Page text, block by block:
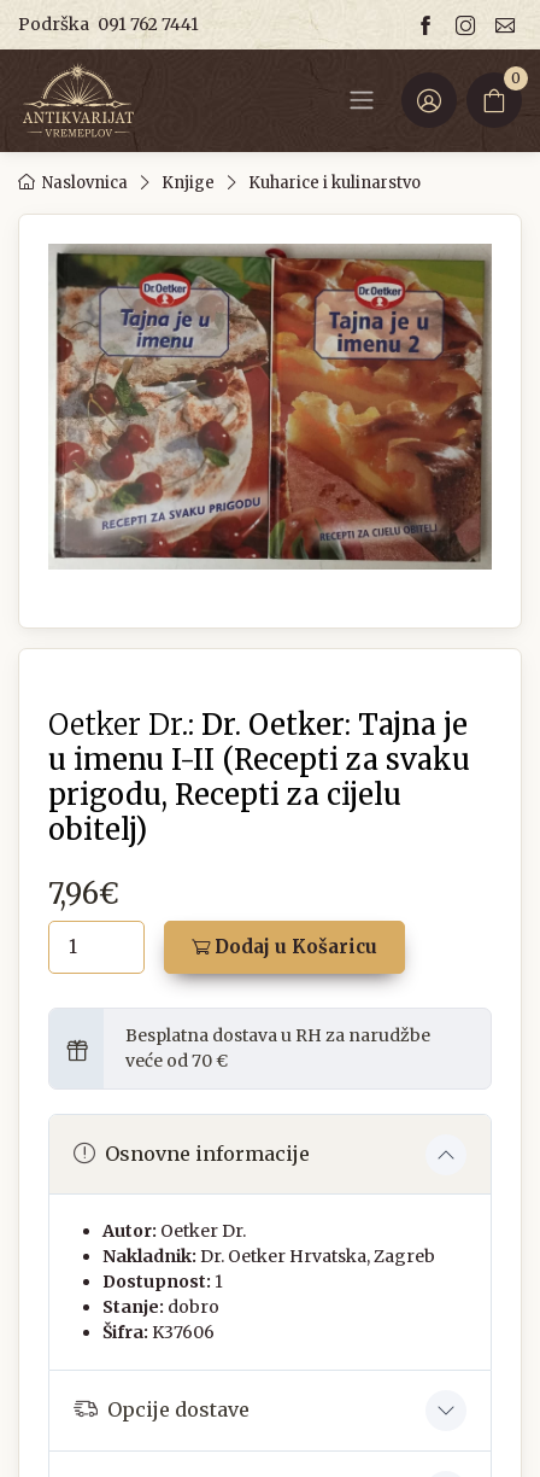
Podrška 091 762 7441
0
Naslovnica Knjige Kuharice i kulinarstvo
Oetker Dr.: Dr. Oetker: Tajna je
u imenu I-II (Recepti za svaku
prigodu, Recepti za cijelu
obitelj)
7,96€
Dodaj u Košaricu
Besplatna dostava u RH za narudžbe
veće od 70 €
Osnovne informacije
Autor: Oetker Dr.
Nakladnik: Dr. Oetker Hrvatska, Zagreb
Dostupnost: 1
Stanje: dobro
Šifra: K37606
Opcije dostave